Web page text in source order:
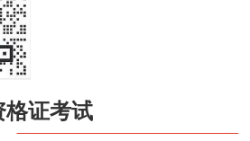
格证考试